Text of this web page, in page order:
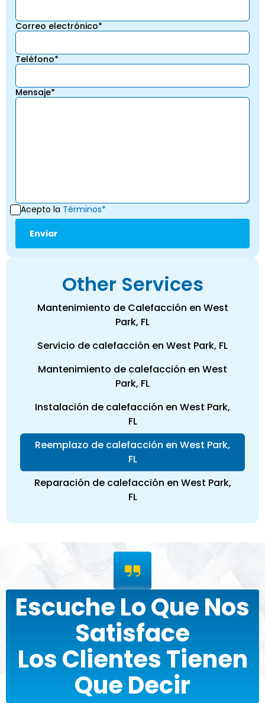
Correo electrónico*
Teléfono*
Mensaje*
Acepto la Términos*
Other Services
Mantenimiento de Calefacción en West
Park, FL
Servicio de calefacción en West Park, FL
Mantenimiento de calefacción en West
Park, FL
Instalación de calefacción en West Park,
FL
Reemplazo de calefacción en West Park,
FL
Reparación de calefacción en West Park,
FL
Escuche Lo Que Nos
Satisface
Los Clientes Tienen
Que Decir